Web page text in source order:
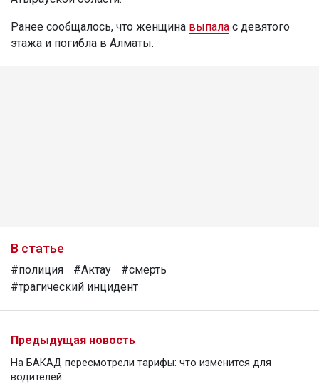
Ранее сообщалось, что женщина выпала с девятого
этажа и погибла в Алматы.
В статье
#полиция #Актау
#смерть
#трагический инцидент
Предыдущая новость
На БАКАД пересмотрели тарифы: что изменится для
водителей